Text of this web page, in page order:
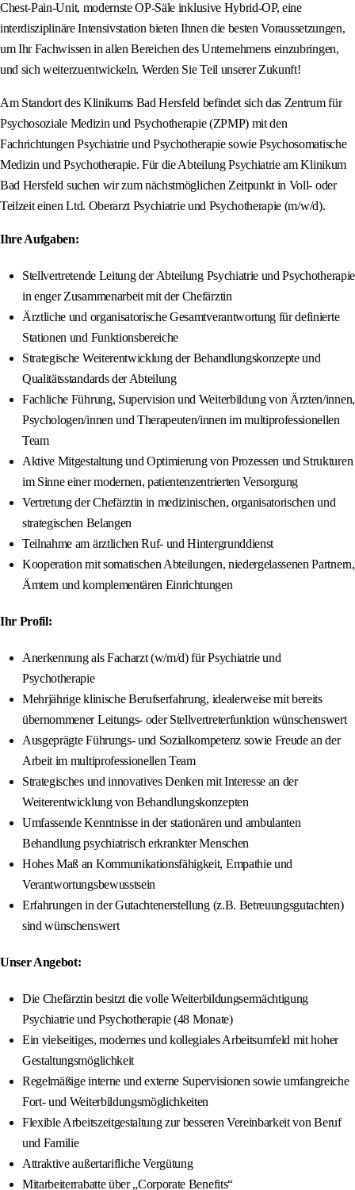
Chest-Pain-Unit, modernste OP-Säle inklusive Hybrid-OP, eine
interdisziplinäre Intensivstation bieten Ihnen die besten Voraussetzungen,
um Ihr Fachwissen in allen Bereichen des Unternehmens einzubringen,
und sich weiterzuentwickeln. Werden Sie Teil unserer Zukunft!
Am Standort des Klinikums Bad Hersfeld befindet sich das Zentrum für
Psychosoziale Medizin und Psychotherapie (ZPMP) mit den
Fachrichtungen Psychiatrie und Psychotherapie sowie Psychosomatische
Medizin und Psychotherapie. Für die Abteilung Psychiatrie am Klinikum
Bad Hersfeld suchen wir zum nächstmöglichen Zeitpunkt in Voll- oder
Teilzeit einen Ltd. Oberarzt Psychiatrie und Psychotherapie (m/w/d).
Ihre Aufgaben:
Stellvertretende Leitung der Abteilung Psychiatrie und Psychotherapie
in enger Zusammenarbeit mit der Chefärztin
Ärztliche und organisatorische Gesamtverantwortung für definierte
Stationen und Funktionsbereiche
Strategische Weiterentwicklung der Behandlungskonzepte und
Qualitätsstandards der Abteilung
Fachliche Führung, Supervision und Weiterbildung von Ärzten/innen,
Psychologen/innen und Therapeuten/innen im multiprofessionellen
Team
Aktive Mitgestaltung und Optimierung von Prozessen und Strukturen
im Sinne einer modernen, patientenzentrierten Versorgung
Vertretung der Chefärztin in medizinischen, organisatorischen und
strategischen Belangen
Teilnahme am ärztlichen Ruf- und Hintergrunddienst
Kooperation mit somatischen Abteilungen, niedergelassenen Partnern,
Ämtern und komplementären Einrichtungen
Ihr Profil:
Anerkennung als Facharzt (w/m/d) für Psychiatrie und
Psychotherapie
Mehrjährige klinische Berufserfahrung, idealerweise mit bereits
übernommener Leitungs- oder Stellvertreterfunktion wünschenswert
Ausgeprägte Führungs- und Sozialkompetenz sowie Freude an der
Arbeit im multiprofessionellen Team
Strategisches und innovatives Denken mit Interesse an der
Weiterentwicklung von Behandlungskonzepten
Umfassende Kenntnisse in der stationären und ambulanten
Behandlung psychiatrisch erkrankter Menschen
Hohes Maß an Kommunikationsfähigkeit, Empathie und
Verantwortungsbewusstsein
Erfahrungen in der Gutachtenerstellung (z.B. Betreuungsgutachten)
sind wünschenswert
Unser Angebot:
Die Chefärztin besitzt die volle Weiterbildungsermächtigung
Psychiatrie und Psychotherapie (48 Monate)
Ein vielseitiges, modernes und kollegiales Arbeitsumfeld mit hoher
Gestaltungsmöglichkeit
Regelmäßige interne und externe Supervisionen sowie umfangreiche
Fort- und Weiterbildungsmöglichkeiten
Flexible Arbeitszeitgestaltung zur besseren Vereinbarkeit von Beruf
und Familie
Attraktive außertarifliche Vergütung
Mitarbeiterrabatte über „Corporate Benefits“